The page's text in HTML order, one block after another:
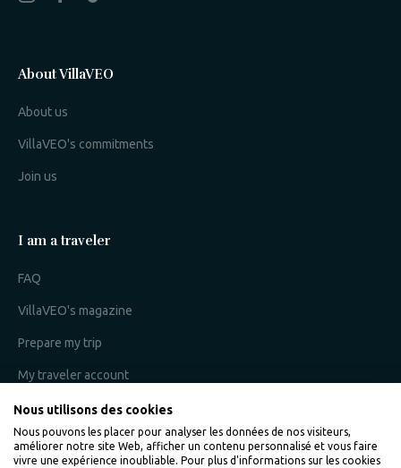
About VillaVEO
About us
VillaVEO's commitments
Join us
I am a traveler
FAQ
VillaVEO's magazine
Prepare my trip
My traveler account
I am an owner
Nous utilisons des cookies
Nous pouvons les placer pour analyser les données de nos visiteurs,
améliorer notre site Web, afficher un contenu personnalisé et vous faire
vivre une expérience inoubliable. Pour plus d'informations sur les cookies